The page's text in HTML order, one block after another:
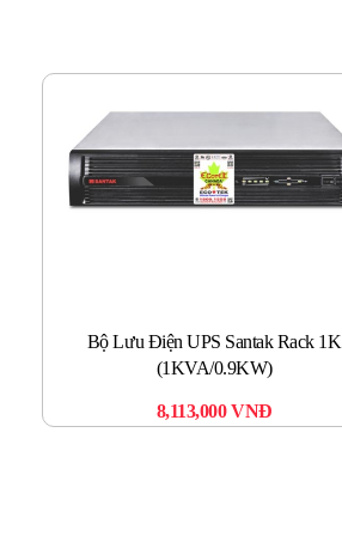
Bộ Lưu Điện UPS Santak Rack 1K
(1KVA/0.9KW)
8,113,000VNĐ